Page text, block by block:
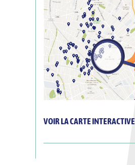
VOIR LA CARTE INTERACTIVE